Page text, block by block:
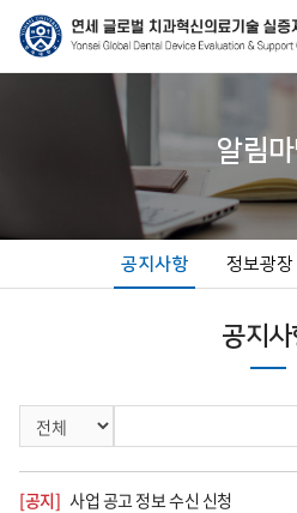
알림
공지사항 정보광장
공지사
[공지] 사업 공고 정보 수신 신청